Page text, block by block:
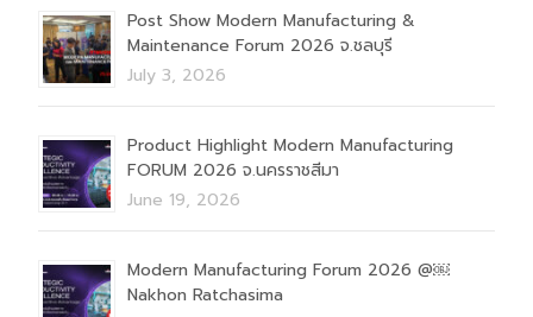
Post Show Modern Manufacturing &
Maintenance Forum 2026 จ.ชลบุรี
July 3, 2026
Product Highlight Modern Manufacturing
FORUM 2026 จ.นครราชสีมา
June 19, 2026
Modern Manufacturing Forum 2026 @￼
Nakhon Ratchasima